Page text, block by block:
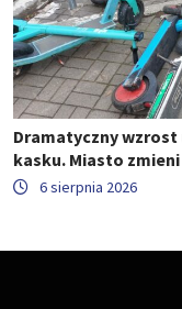
Dramatyczny wzrost
kasku. Miasto
6 sierpnia 2026